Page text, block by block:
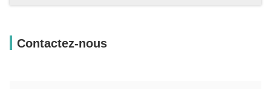
Contactez-nous